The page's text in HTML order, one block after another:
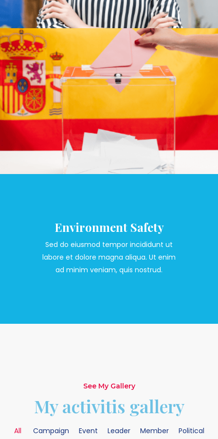
Environment Safety
Sed do eiusmod tempor incididunt ut
labore et dolore magna aliqua. Ut enim
ad minim veniam, quis nostrud.
See My Gallery
My activitis gallery
All Campaign Event Leader Member
Political